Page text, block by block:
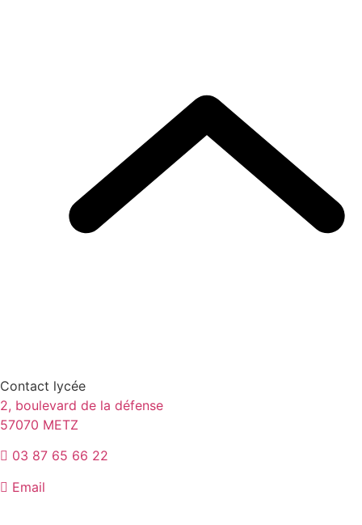
Contact lycée
2, boulevard de la défense
57070 METZ
03 87 65 66 22
Email